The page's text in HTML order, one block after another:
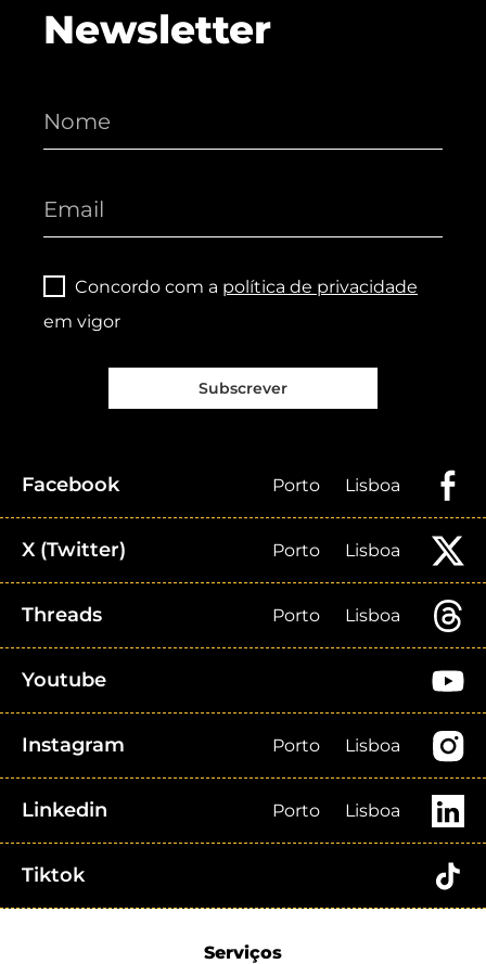
Newsletter
Concordo com a política de privacidade
em vigor
Subscrever
Facebook Porto Lisboa
X (Twitter) Porto Lisboa
Threads Porto Lisboa
Youtube
Instagram Porto Lisboa
Linkedin Porto Lisboa
Tiktok
Serviços